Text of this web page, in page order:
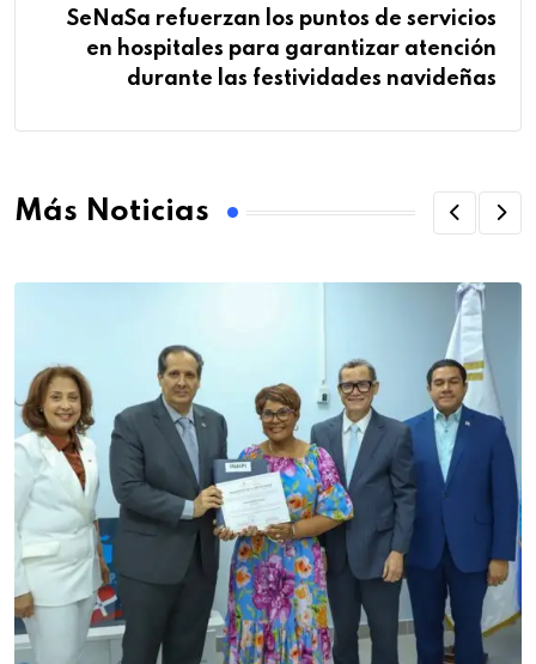
SeNaSa refuerzan los puntos de servicios
en hospitales para garantizar atención
durante las festividades navideñas
Más Noticias